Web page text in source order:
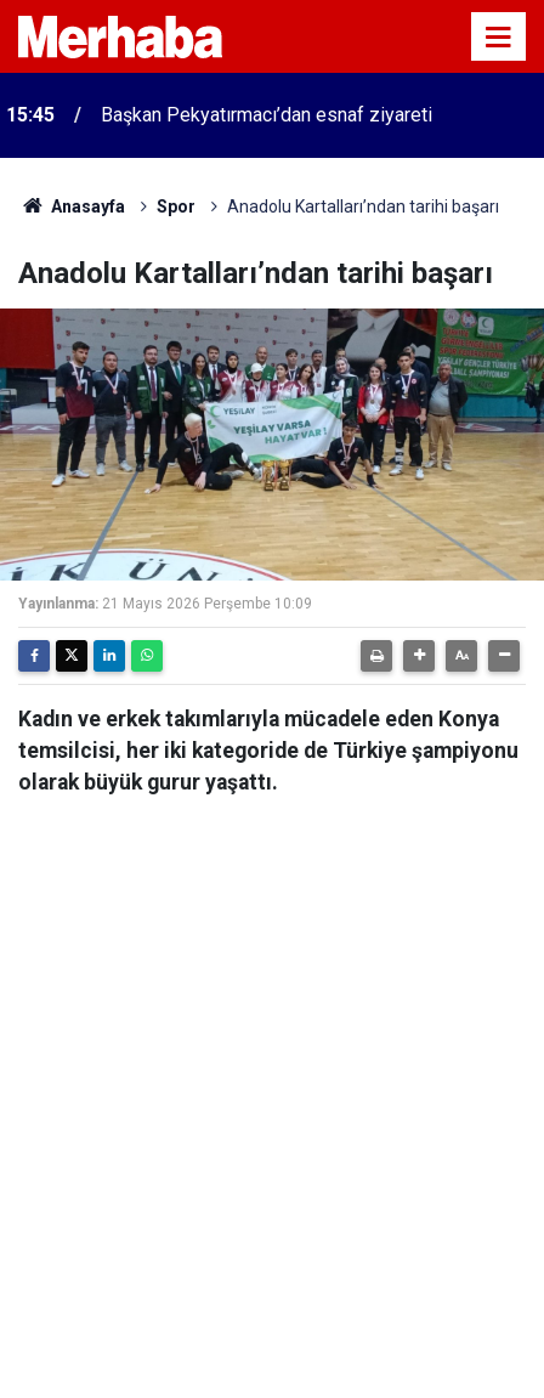
15:45 Başkan Pekyatırmacı’dan esnaf ziyareti
Anasayfa Spor Anadolu Kartalları’ndan tarihi başarı
Anadolu Kartalları’ndan tarihi başarı
Yayınlanma: 21 Mayıs 2026 Perşembe 10:09
Kadın ve erkek takımlarıyla mücadele eden Konya
temsilcisi, her iki kategoride de Türkiye şampiyonu
olarak büyük gurur yaşattı.